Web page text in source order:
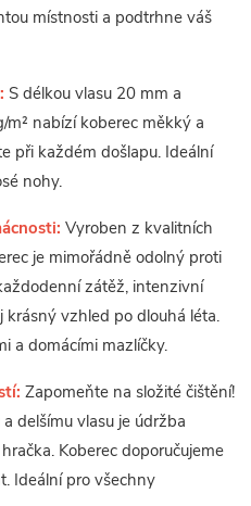
místnosti a podtrhne váš
S délkou vlasu 20 mm a
nabízí koberec měkký a
při každém došlapu. Ideální
nohy.
Vyroben z kvalitních
je mimořádně odolný proti
zátěž, intenzivní
krásný vzhled po dlouhá léta.
a domácími mazlíčky.
Zapomeňte na složité čištění!
delšímu vlasu je údržba
Koberec doporučujeme
Ideální pro všechny